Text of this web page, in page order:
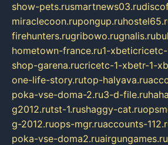
show-pets.rusmartnews03.ru
miraclecoon.rupongup.ru
firehunters.rugribowo.rugnalis.ru
hometown-france.ru1-
shop-garena.rucricetc-1-xbetr-1-
one-life-story.rutop-halyava.ru
poka-vse-doma-2.ru3-d-file.ru
g2012.rutst-1.rushaggy-cat.ru
g-2012.ruops-mgr.ruaccounts-
poka-vse-doma2.ruairgungames.ru